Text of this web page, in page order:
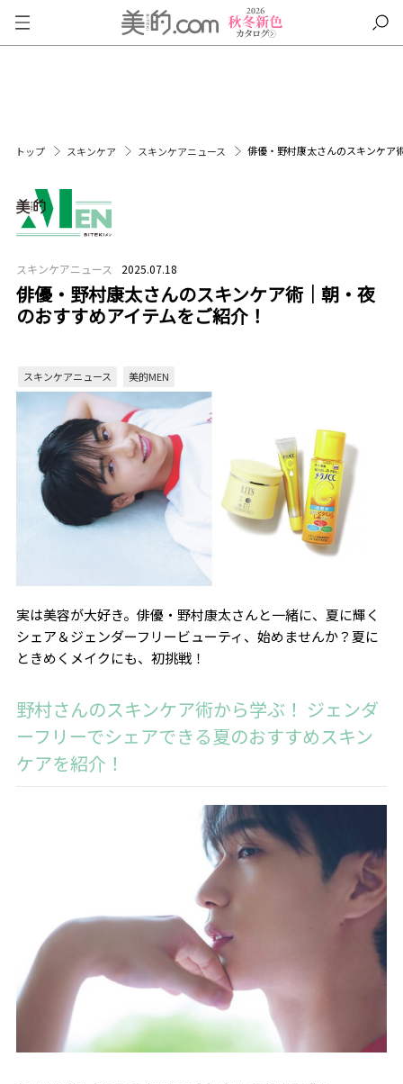
トップ スキンケア スキンケアニュース 俳優・野村康太さんのスキンケア
スキンケアニュース 2025.07.18
俳優・野村康太さんのスキンケア術｜朝・夜
のおすすめアイテムをご紹介！
スキンケアニュース 美的MEN
実は美容が大好き。俳優・野村康太さんと一緒に、夏に輝く
シェア＆ジェンダーフリービューティ、始めませんか？夏に
ときめくメイクにも、初挑戦！
野村さんのスキンケア術から学ぶ！ ジェンダ
ーフリーでシェアできる夏のおすすめスキン
ケアを紹介！